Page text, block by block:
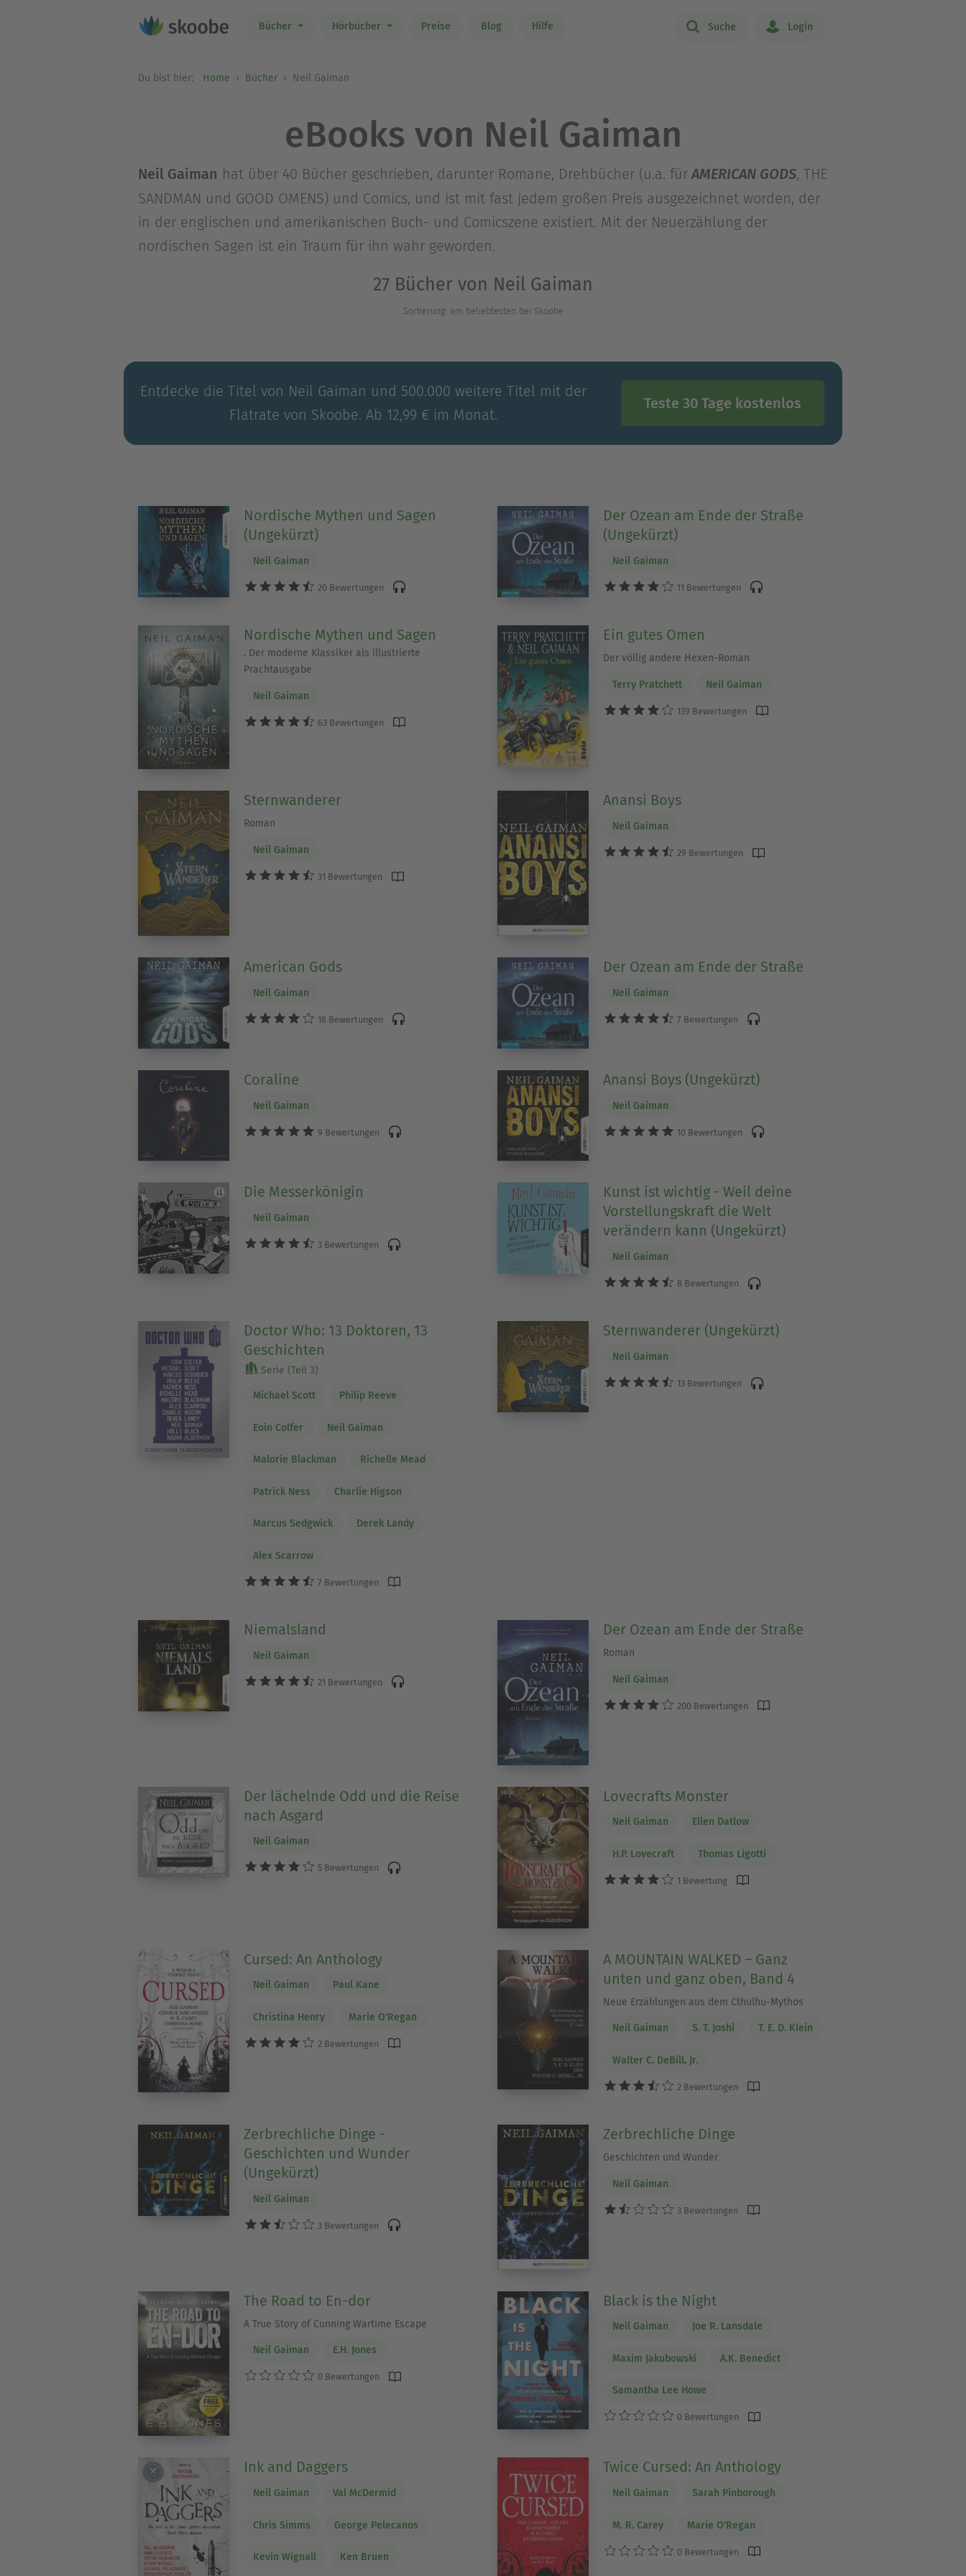
Bücher Hörbücher Preise Blog Hilfe Suche Login
Du bist hier: Home Bücher Neil Gaiman
eBooks von Neil Gaiman
Neil Gaiman hat über 40 Bücher geschrieben, darunter Romane, Drehbücher (u.a. für AMERICAN GODS, THE
SANDMAN und GOOD OMENS) und Comics, und ist mit fast jedem großen Preis ausgezeichnet worden, der
in der englischen und amerikanischen Buch- und Comicszene existiert. Mit der Neuerzählung der
nordischen Sagen ist ein Traum für ihn wahr geworden.
27 Bücher von Neil Gaiman
Sortierung: am beliebtesten bei Skoobe
Entdecke die Titel von Neil Gaiman und 500.000 weitere Titel mit der
Flatrate von Skoobe. Ab 12,99 € im Monat.
Teste 30 Tage kostenlos
Nordische Mythen und Sagen
(Ungekürzt)
Neil Gaiman
20 Bewertungen
Der Ozean am Ende der Straße
(Ungekürzt)
Neil Gaiman
11 Bewertungen
Nordische Mythen und Sagen
. Der moderne Klassiker als illustrierte
Prachtausgabe
Neil Gaiman
63 Bewertungen
Ein gutes Omen
Der völlig andere Hexen-Roman
Terry Pratchett Neil Gaiman
139 Bewertungen
Sternwanderer
Roman
Neil Gaiman
31 Bewertungen
Anansi Boys
Neil Gaiman
29 Bewertungen
American Gods
Neil Gaiman
18 Bewertungen
Der Ozean am Ende der Straße
Neil Gaiman
7 Bewertungen
Coraline
Neil Gaiman
9 Bewertungen
Anansi Boys (Ungekürzt)
Neil Gaiman
10 Bewertungen
Die Messerkönigin
Neil Gaiman
3 Bewertungen
Kunst ist wichtig - Weil deine
Vorstellungskraft die Welt
verändern kann (Ungekürzt)
Neil Gaiman
8 Bewertungen
Doctor Who: 13 Doktoren, 13
Geschichten
Serie (Teil 3)
Michael Scott Philip Reeve
Eoin Colfer Neil Gaiman
Malorie Blackman Richelle Mead
Patrick Ness Charlie Higson
Marcus Sedgwick Derek Landy
Alex Scarrow
7 Bewertungen
Sternwanderer (Ungekürzt)
Neil Gaiman
13 Bewertungen
Niemalsland
Neil Gaiman
21 Bewertungen
Der Ozean am Ende der Straße
Roman
Neil Gaiman
200 Bewertungen
Der lächelnde Odd und die Reise
nach Asgard
Neil Gaiman
5 Bewertungen
Lovecrafts Monster
Neil Gaiman Ellen Datlow
H.P. Lovecraft Thomas Ligotti
1 Bewertung
Cursed: An Anthology
Neil Gaiman Paul Kane
Christina Henry Marie O'Regan
2 Bewertungen
A MOUNTAIN WALKED – Ganz
unten und ganz oben, Band 4
Neue Erzählungen aus dem Cthulhu-Mythos
Neil Gaiman S. T. Joshi T. E. D. Klein
Walter C. DeBill, Jr.
2 Bewertungen
Zerbrechliche Dinge -
Geschichten und Wunder
(Ungekürzt)
Neil Gaiman
3 Bewertungen
Zerbrechliche Dinge
Geschichten und Wunder
Neil Gaiman
3 Bewertungen
The Road to En-dor
A True Story of Cunning Wartime Escape
Neil Gaiman E.H. Jones
0 Bewertungen
Black is the Night
Neil Gaiman Joe R. Lansdale
Maxim Jakubowski A.K. Benedict
Samantha Lee Howe
0 Bewertungen
Ink and Daggers
Neil Gaiman Val McDermid
Chris Simms George Pelecanos
Kevin Wignall Ken Bruen
Twice Cursed: An Anthology
Neil Gaiman Sarah Pinborough
M. R. Carey Marie O'Regan
0 Bewertungen